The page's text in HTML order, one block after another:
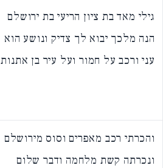
גילי מאד בת ציון הריעי בת ירושלם
הנה מלכך יבוא לך צדיק ונושע הוא
עני ורכב על חמור ועל עיר בן אתנות
והכרתי רכב מאפרים וסוס מירושלם
ונכרתה קשת מלחמה ודבר שלום